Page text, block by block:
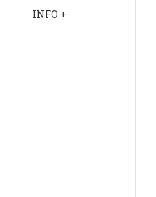
INFO +